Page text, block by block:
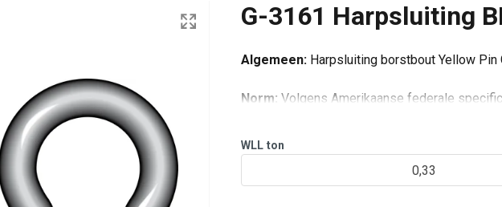
G-3161 Harpsluiting
Algemeen: Harpsluiting borstbout Yellow Pin
Norm: Volgens Amerikaanse federale
WLL ton
0,33